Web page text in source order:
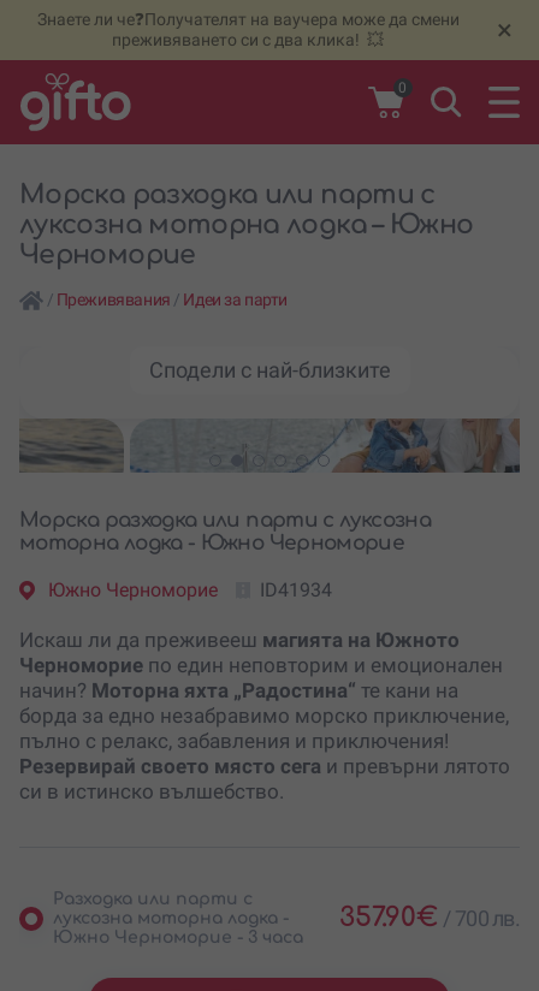
Знаете ли че❓Получателят на ваучера може да смени
преживяването си с два клика! 💥
×
0
Морска разходка или парти с
луксозна моторна лодка – Южно
Черноморие
/ Преживявания / Идеи за парти
Сподели с най-близките
Морска разходка или парти с луксозна
моторна лодка - Южно Черноморие
Южно Черноморие ID41934
Искаш ли да преживееш магията на Южното
Черноморие по един неповторим и емоционален
начин? Моторна яхта „Радостина“ те кани на
борда за едно незабравимо морско приключение,
пълно с релакс, забавления и приключения!
Резервирай своето място сега и превърни лятото
си в истинско вълшебство.
Разходка или парти с
луксозна моторна лодка -
Южно Черноморие - 3 часа
357.90€ / 700 лв.